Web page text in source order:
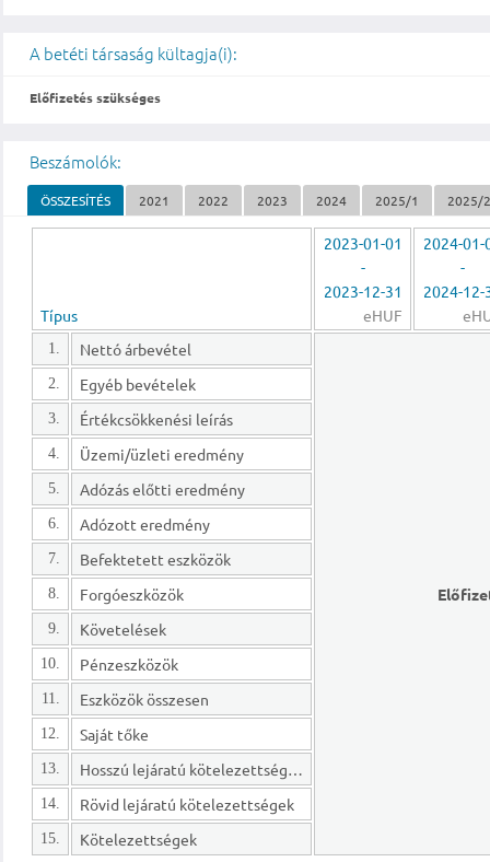
A betéti társaság kültagja(i):
Előfizetés szükséges
Beszámolók:
ÖSSZESÍTÉS 2021 2022 2023 2024 2025/1 2025/
Típus
2023-01-01
-
2023-12-31
eHUF
2024-01-
-
2024-12-
1. Nettó árbevétel
2. Egyéb bevételek
3. Értékcsökkenési leírás
4. Üzemi/üzleti eredmény
5. Adózás előtti eredmény
6. Adózott eredmény
7. Befektetett eszközök
8. Forgóeszközök
9. Követelések
10. Pénzeszközök
11. Eszközök összesen
12. Saját tőke
13. Hosszú lejáratú kötelezettségek
14. Rövid lejáratú kötelezettségek
15. Kötelezettségek